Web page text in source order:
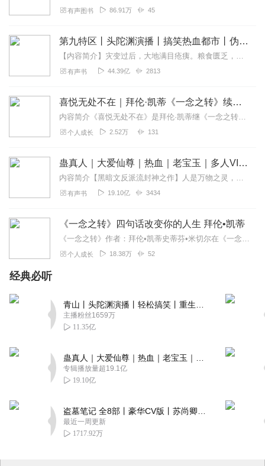
有声图书 86.91万 45
第九特区丨头陀渊演播丨搞笑热血都市丨伪戒丨VIP免费多人有声剧
【内容简介】灾变过后，大地满目疮痍。粮食匮乏，资源紧俏，局势混乱……一位从待规划区杀出来的青年，背对着漫天黄沙，孤身来到九区谋生，却不曾想偶然结识三五好友，一念...
有声书 44.39亿 2813
喜悦无处不在｜拜伦·凯蒂《一念之转》续｜豆瓣8.9
内容简介《喜悦无处不在》是拜伦·凯蒂继《一念之转》后的又一心灵力作，这本书以她标志性的“转念作业”为核心，将《道德经》的智慧与西方心理学的自我探索融为一体，揭...
个人成长 2.52万 131
蛊真人｜大爱仙尊｜热血｜老宝玉｜多人VIP免费有声剧
内容简介【黑暗文反派流封神之作】人是万物之灵，蛊是天地真精。一个穿越者不断重生的故事。一个养蛊、炼蛊、用蛊的奇特世界。配音组（男角色）老宝玉旁白...
有声书 19.10亿 3434
《一念之转》四句话改变你的人生 拜伦•凯蒂
《一念之转》作者：拜伦•凯蒂史蒂芬•米切尔在《一念之转》这本书里，凯蒂提供你做“转念作业”所需的一切，帮你自行操练或与别人对练。本书通过整个操练过程，一步步引...
个人成长 18.38万 52
经典必听
主播粉丝1659万
11.35亿
专辑播放量超19.1亿
19.10亿
最近一周更新
1717.92万